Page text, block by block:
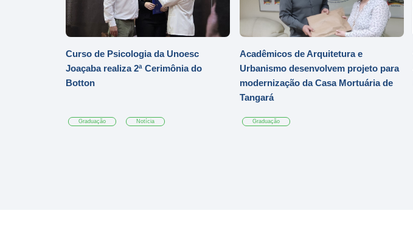
Curso de Psicologia da Unoesc
Joaçaba realiza 2ª Cerimônia do
Botton
Graduação Notícia
Acadêmicos de Arquitetura e
Urbanismo desenvolvem projeto para
modernização da Casa Mortuária de
Tangará
Graduação